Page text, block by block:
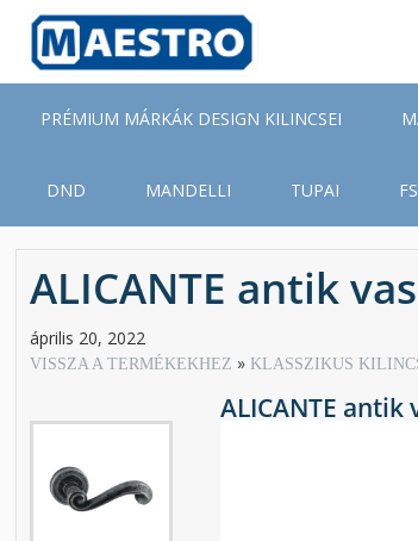
PRÉMIUM MÁRKÁK DESIGN KILINCSEI
DND MANDELLI TUPAI
ALICANTE antik vas
április 20, 2022
VISSZA A TERMÉKEKHEZ KLASSZIKUS
ALICANTE antik